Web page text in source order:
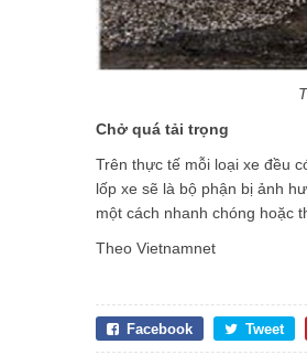
Chở quá tải trọng
Trên thực tế mỗi loại xe đều
lốp xe sẽ là bộ phận bị ảnh
một cách nhanh chóng hoặc
Theo Vietnamnet
Facebook Tweet